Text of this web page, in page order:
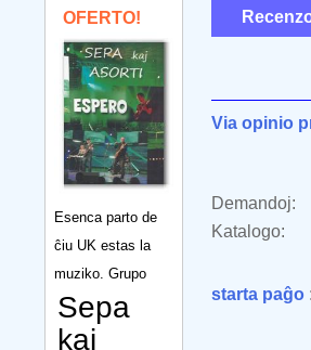
OFERTO!
Esenca parto de
ĉiu UK estas la
muziko. Grupo
Sepa
kaj
Via opinio
Demandoj:
Katalogo:
starta paĝo